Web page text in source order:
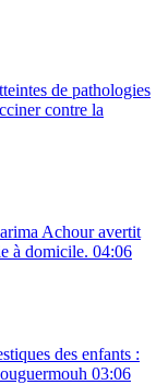
de pathologies
contre la
Achour avertit
à domicile. 04:06
des enfants :
03:06